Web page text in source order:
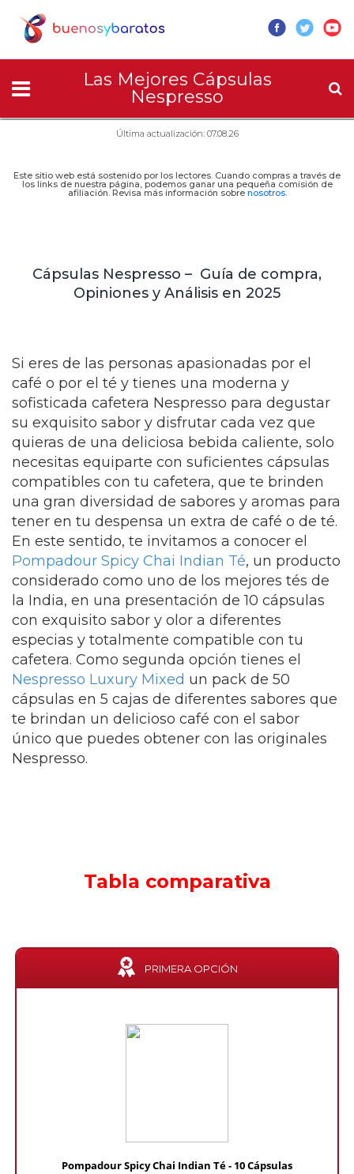
Las Mejores Cápsulas
Nespresso
Última actualización: 07.08.26
Este sitio web está sostenido por los lectores. Cuando compras a través de
los links de nuestra página, podemos ganar una pequeña comisión de
afiliación. Revisa más información sobre nosotros.
Cápsulas Nespresso – Guía de compra,
Opiniones y Análisis en 2025
Si eres de las personas apasionadas por el
café o por el té y tienes una moderna y
sofisticada cafetera Nespresso para degustar
su exquisito sabor y disfrutar cada vez que
quieras de una deliciosa bebida caliente, solo
necesitas equiparte con suficientes cápsulas
compatibles con tu cafetera, que te brinden
una gran diversidad de sabores y aromas para
tener en tu despensa un extra de café o de té.
En este sentido, te invitamos a conocer el
Pompadour Spicy Chai Indian Té, un producto
considerado como uno de los mejores tés de
la India, en una presentación de 10 cápsulas
con exquisito sabor y olor a diferentes
especias y totalmente compatible con tu
cafetera. Como segunda opción tienes el
Nespresso Luxury Mixed un pack de 50
cápsulas en 5 cajas de diferentes sabores que
te brindan un delicioso café con el sabor
único que puedes obtener con las originales
Nespresso.
Tabla comparativa
PRIMERA OPCIÓN
Pompadour Spicy Chai Indian Té - 10 Cápsulas